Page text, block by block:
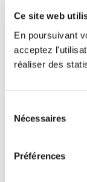
Ce site web
En poursuivant
acceptez
réaliser des
Nécessaires
Préférences